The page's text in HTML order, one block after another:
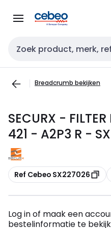
naar
naar
Zoekveld invoer
Breadcrumb bekijken
SECURX -
421 - A2P3 R -
Kopiëren
Ref Cebeo SX227026
Log in of maak een
bestelinformatie te